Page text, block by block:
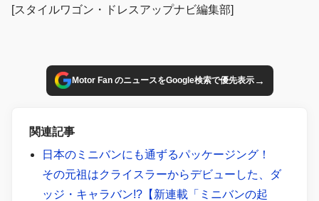
[スタイルワゴン・ドレスアップナビ編集部]
Motor Fan のニュースをGoogle検索で優先表示→
関連記事
日本のミニバンにも通ずるパッケージング！
その元祖はクライスラーからデビューした、ダ
ッジ・キャラバン!?【新連載「ミニバンの起